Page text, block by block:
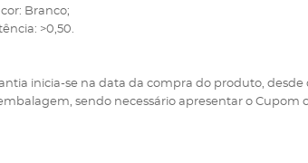
Branco;
>0,50.
inicia-se na data da compra do produto,
sendo necessário apresentar o Cupom